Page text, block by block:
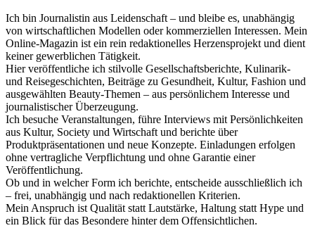
Ich bin Journalistin aus Leidenschaft – und bleibe es, unabhängig
von wirtschaftlichen Modellen oder kommerziellen Interessen. Mein
Online-Magazin ist ein rein redaktionelles Herzensprojekt und dient
keiner gewerblichen Tätigkeit.
Hier veröffentliche ich stilvolle Gesellschaftsberichte, Kulinarik-
und Reisegeschichten, Beiträge zu Gesundheit, Kultur, Fashion und
ausgewählten Beauty-Themen – aus persönlichem Interesse und
journalistischer Überzeugung.
Ich besuche Veranstaltungen, führe Interviews mit Persönlichkeiten
aus Kultur, Society und Wirtschaft und berichte über
Produktpräsentationen und neue Konzepte. Einladungen erfolgen
ohne vertragliche Verpflichtung und ohne Garantie einer
Veröffentlichung.
Ob und in welcher Form ich berichte, entscheide ausschließlich ich
– frei, unabhängig und nach redaktionellen Kriterien.
Mein Anspruch ist Qualität statt Lautstärke, Haltung statt Hype und
ein Blick für das Besondere hinter dem Offensichtlichen.